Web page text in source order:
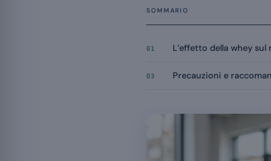
SOMMARIO
01 L’effetto della whey
03 Precauzioni e